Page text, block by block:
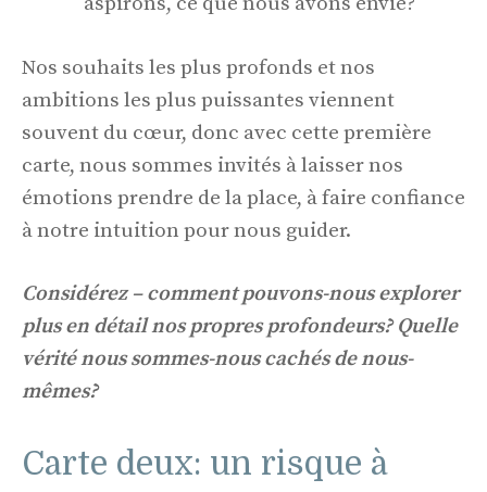
Nos souhaits les plus profonds et nos
ambitions les plus puissantes viennent
souvent du cœur, donc avec cette première
carte, nous sommes invités à laisser nos
émotions prendre de la place, à faire confiance
à notre intuition pour nous guider.
Considérez – comment pouvons-nous explorer
plus en détail nos propres profondeurs? Quelle
vérité nous sommes-nous cachés de nous-
mêmes?
Carte deux: un risque à